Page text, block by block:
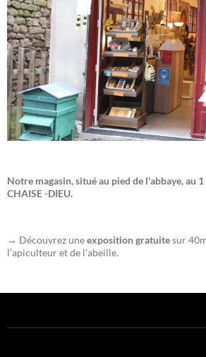
Notre magasin, situé au pied de l'abbaye, au
CHAISE -DIEU.
→ Découvrez uneexposition gratuitesur
l'apiculteur et de l'abeille.